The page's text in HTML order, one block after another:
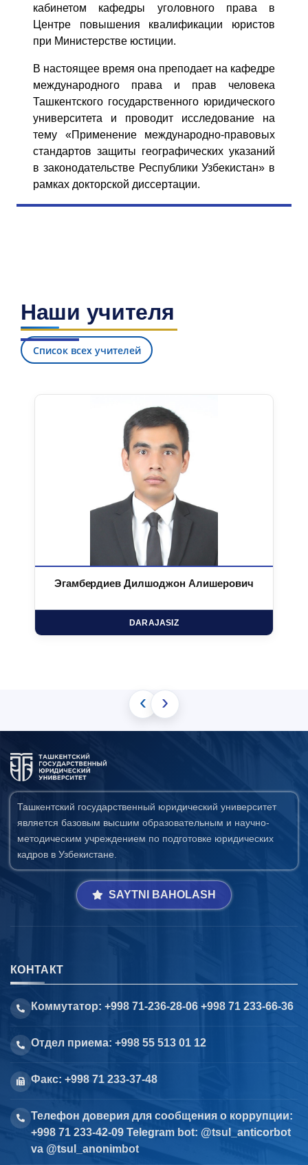
кабинетом кафедры уголовного права в
Центре повышения квалификации юристов
при Министерстве юстиции.
В настоящее время она преподает на кафедре
международного права и прав человека
Ташкентского государственного юридического
университета и проводит исследование на
тему «Применение международно-правовых
стандартов защиты географических указаний
в законодательстве Республики Узбекистан» в
рамках докторской диссертации.
Наши учителя
Список всех учителей
Эгамбердиев Дилшоджон Алишерович
DARAJASIZ
‹ ›
Ташкентский государственный юридический университет
является базовым высшим образовательным и научно-
методическим учреждением по подготовке юридических
кадров в Узбекистане.
SAYTNI BAHOLASH
КОНТАКТ
Коммутатор: +998 71-236-28-06 +998 71 233-66-36
Отдел приема: +998 55 513 01 12
Факс: +998 71 233-37-48
Телефон доверия для сообщения о коррупции:
+998 71 233-42-09 Telegram bot: @tsul_anticorbot
va @tsul_anonimbot